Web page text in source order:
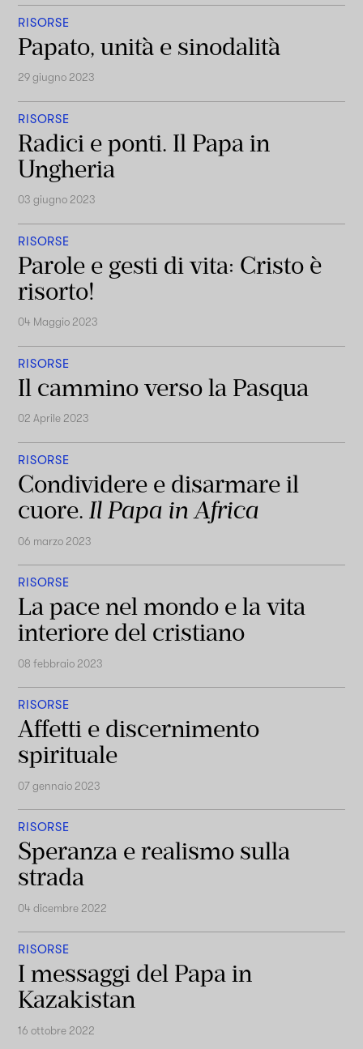
RISORSE
Papato, unità e sinodalità
29 giugno 2023
RISORSE
Radici e ponti. Il Papa in
Ungheria
03 giugno 2023
RISORSE
Parole e gesti di vita: Cristo è
risorto!
04 Maggio 2023
RISORSE
Il cammino verso la Pasqua
02 Aprile 2023
RISORSE
Condividere e disarmare il
cuore. Il Papa in Africa
06 marzo 2023
RISORSE
La pace nel mondo e la vita
interiore del cristiano
08 febbraio 2023
RISORSE
Affetti e discernimento
spirituale
07 gennaio 2023
RISORSE
Speranza e realismo sulla
strada
04 dicembre 2022
RISORSE
I messaggi del Papa in
Kazakistan
16 ottobre 2022